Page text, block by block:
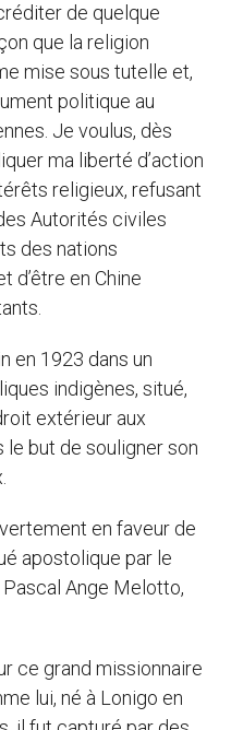
de quelque
que la religion
mise sous tutelle et,
politique au
Je voulus, dès
ma liberté d’action
religieux, refusant
Autorités civiles
des nations
d’être en Chine
en 1923 dans un
indigènes, situé,
extérieur aux
le but de souligner son
en faveur de
apostolique par le
Ange Melotto,
ce grand missionnaire
lui, né à Lonigo en